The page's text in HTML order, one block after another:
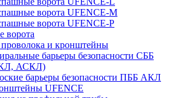
ворота UFENCE-M
ворота UFENCE-P
ворота
и кронштейны
барьеры безопасности СББ
АСКЛ)
барьеры безопасности ПББ АКЛ
UFENCE